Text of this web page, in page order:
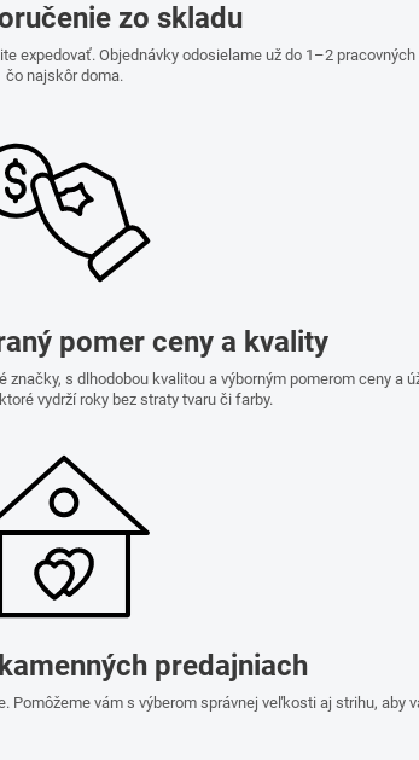
zo skladu
expedovať. Objednávky odosielame už do 1–2
čo najskôr doma.
pomer ceny a kvality
s dlhodobou kvalitou a výborným pomerom ceny a
vydrží roky bez straty tvaru či farby.
predajniach
vám s výberom správnej veľkosti aj strihu, aby